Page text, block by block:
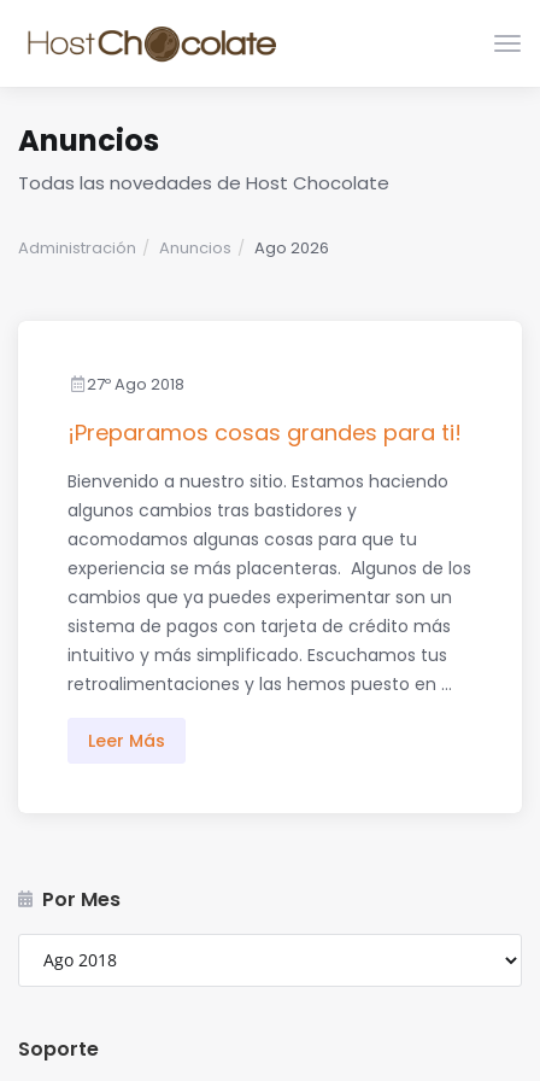
Anuncios
Todas las novedades de Host Chocolate
Administración Anuncios Ago 2026
Por Mes
Soporte
27º Ago 2018
¡Preparamos cosas grandes para ti!
Bienvenido a nuestro sitio. Estamos haciendo
algunos cambios tras bastidores y
acomodamos algunas cosas para que tu
experiencia se más placenteras. Algunos de los
cambios que ya puedes experimentar son un
sistema de pagos con tarjeta de crédito más
intuitivo y más simplificado. Escuchamos tus
retroalimentaciones y las hemos puesto en ...
Leer Más